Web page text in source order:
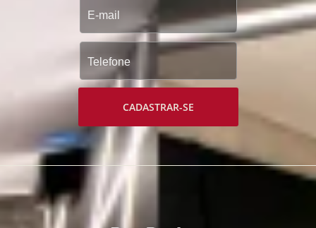
CADASTRAR-SE